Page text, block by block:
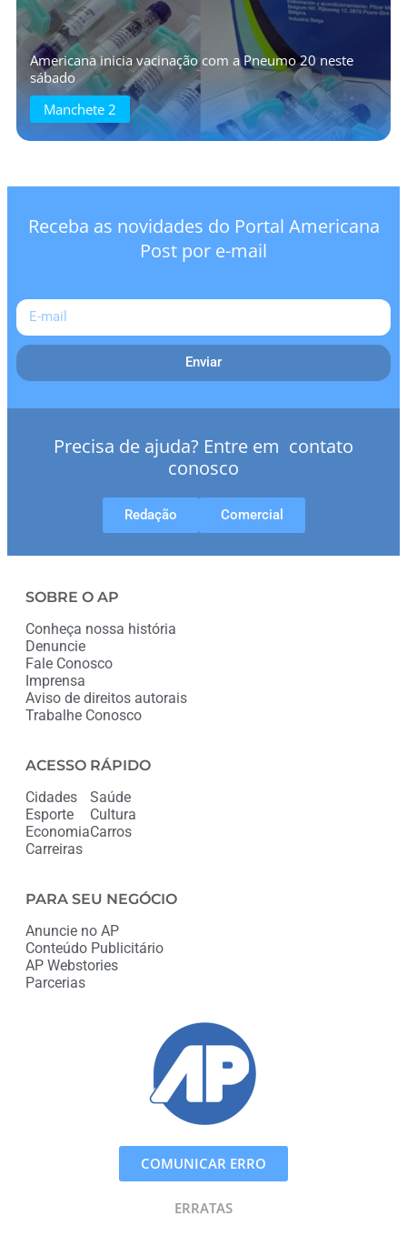
Americana inicia vacinação com a Pneumo 20 neste
sábado
Manchete 2
Receba as novidades do Portal Americana
Post por e-mail
Enviar
Precisa de ajuda? Entre em contato
conosco
Redação Comercial
SOBRE O AP
Conheça nossa história
Denuncie
Fale Conosco
Imprensa
Aviso de direitos autorais
Trabalhe Conosco
ACESSO RÁPIDO
Cidades
Esporte
Economia
Carreiras
Saúde
Cultura
Carros
PARA SEU NEGÓCIO
Anuncie no AP
Conteúdo Publicitário
AP Webstories
Parcerias
COMUNICAR ERRO
ERRATAS